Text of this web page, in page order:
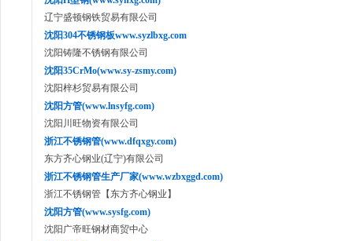
辽宁盛顿钢铁贸易有限公司
沈阳304不锈钢板www.syzlbxg.com
沈阳铸隆不锈钢有限公司
沈阳35CrMo(www.sy-zsmy.com)
沈阳梓杉贸易有限公司
沈阳方管(www.lnsyfg.com)
沈阳川旺物资有限公司
浙江不锈钢管(www.dfqxgy.com)
东方齐心钢业(辽宁)有限公司
浙江不锈钢管生产厂家(www.wzbxggd.com)
浙江不锈钢管【东方齐心钢业】
沈阳方管(www.sysfg.com)
沈阳广帝旺钢材商贸中心